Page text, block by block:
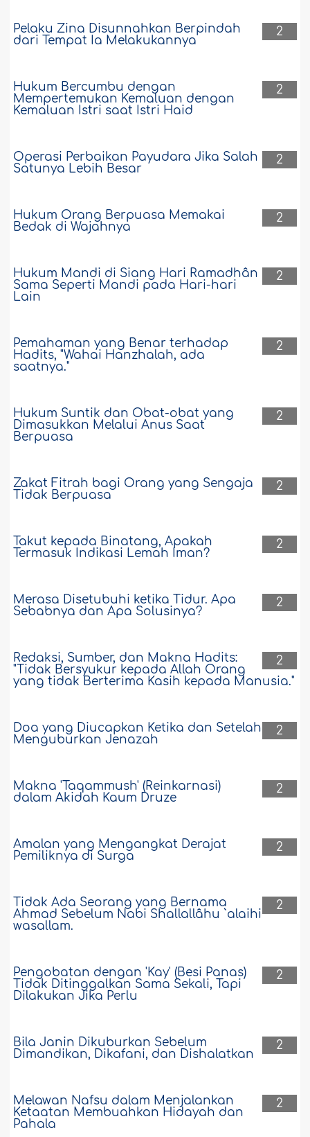
2
Pelaku Zina Disunnahkan Berpindah
dari Tempat Ia Melakukannya
2
Hukum Bercumbu dengan
Mempertemukan Kemaluan dengan
Kemaluan Istri saat Istri Haid
2
Operasi Perbaikan Payudara Jika Salah
Satunya Lebih Besar
2
Hukum Orang Berpuasa Memakai
Bedak di Wajahnya
2
Hukum Mandi di Siang Hari Ramadhân
Sama Seperti Mandi pada Hari-hari
Lain
2
Pemahaman yang Benar terhadap
Hadits, "Wahai Hanzhalah, ada
saatnya."
2
Hukum Suntik dan Obat-obat yang
Dimasukkan Melalui Anus Saat
Berpuasa
2
Zakat Fitrah bagi Orang yang Sengaja
Tidak Berpuasa
2
Takut kepada Binatang, Apakah
Termasuk Indikasi Lemah Iman?
2
Merasa Disetubuhi ketika Tidur. Apa
Sebabnya dan Apa Solusinya?
2
Redaksi, Sumber, dan Makna Hadits:
"Tidak Bersyukur kepada Allah Orang
yang tidak Berterima Kasih kepada Manusia."
2
Doa yang Diucapkan Ketika dan Setelah
Menguburkan Jenazah
2
Makna 'Taqammush' (Reinkarnasi)
dalam Akidah Kaum Druze
2
Amalan yang Mengangkat Derajat
Pemiliknya di Surga
2
Tidak Ada Seorang yang Bernama
Ahmad Sebelum Nabi Shallallâhu `alaihi
wasallam.
2
Pengobatan dengan 'Kay' (Besi Panas)
Tidak Ditinggalkan Sama Sekali, Tapi
Dilakukan Jika Perlu
2
Bila Janin Dikuburkan Sebelum
Dimandikan, Dikafani, dan Dishalatkan
2
Melawan Nafsu dalam Menjalankan
Ketaatan Membuahkan Hidayah dan
Pahala